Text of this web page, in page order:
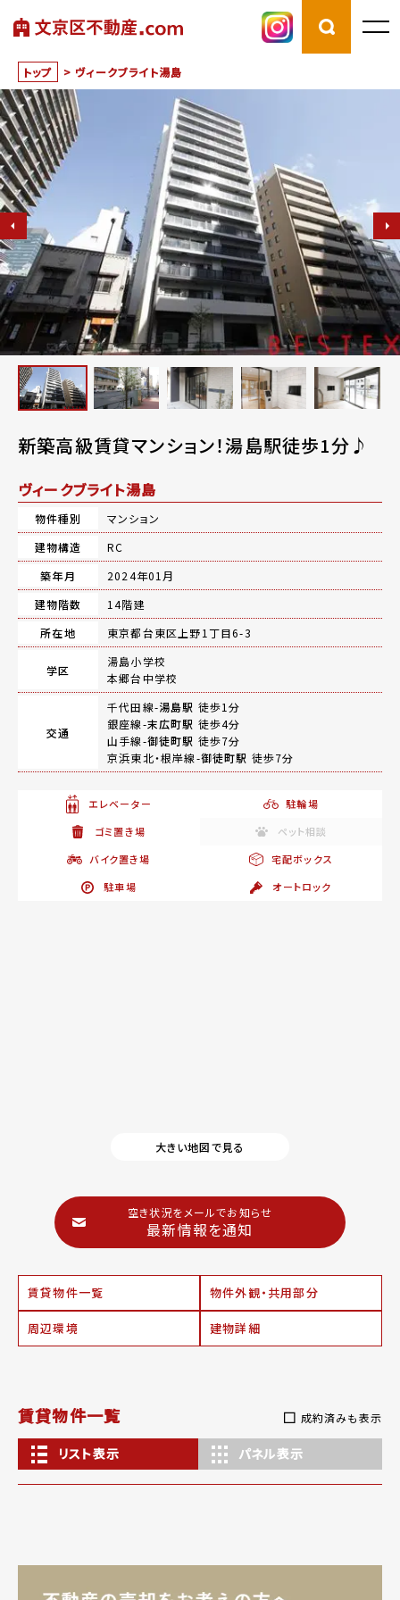
トップ > ヴィークブライト湯島
新築高級賃貸マンション！湯島駅徒歩1分♪
ヴィークブライト湯島
物件種別
マンション
建物構造
RC
築年月
2024年01月
建物階数
14階建
所在地
東京都台東区上野1丁目6-3
学区
湯島小学校
本郷台中学校
交通
千代田線-湯島駅 徒歩1分
銀座線-末広町駅 徒歩4分
山手線-御徒町駅 徒歩7分
京浜東北・根岸線-御徒町駅 徒歩7分
エレベーター
駐輪場
ゴミ置き場
ペット相談
バイク置き場
宅配ボックス
駐車場
オートロック
大きい地図で見る
空き状況をメールでお知らせ
最新情報を通知
賃貸物件一覧 物件外観・共用部分
周辺環境 建物詳細
賃貸物件一覧 成約済みも表示
リスト表示 パネル表示